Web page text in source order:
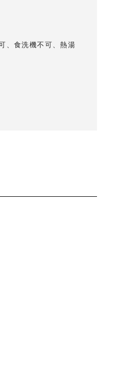
、食洗機不可、熱湯